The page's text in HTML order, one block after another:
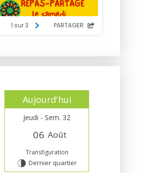
Aujourd'hui
Jeudi - Sem. 32
06 Août
Transfiguration
U Dernier quartier